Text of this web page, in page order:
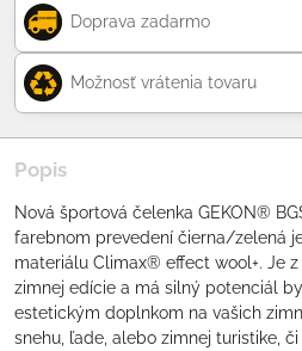
Doprava zadarmo
Možnosť vrátenia tovaru
Popis
Nová športová čelenka GEKON®
farebnom prevedení čierna/zelená
materiálu Climax® effect wool+. Je
zimnej edície a má silný potenciál
estetickým doplnkom na vašich
snehu, ľade, alebo zimnej turistike,